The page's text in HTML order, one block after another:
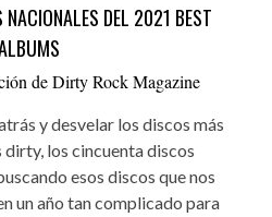
NACIONALES DEL 2021 BEST
de Dirty Rock Magazine
y desvelar los discos más
dirty, los cincuenta discos
esos discos que nos
un año tan complicado para